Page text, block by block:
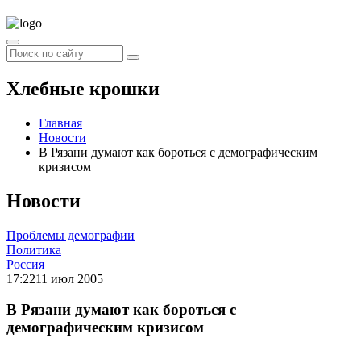
Хлебные крошки
Главная
Новости
В Рязани думают как бороться с демографическим
кризисом
Новости
Проблемы демографии
Политика
Россия
17:2211 июл 2005
В Рязани думают как бороться с
демографическим кризисом